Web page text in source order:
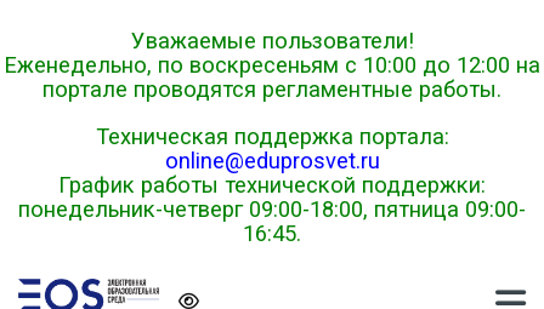
Уважаемые пользователи!
Еженедельно, по воскресеньям с 10:00 до 12:00 на
портале проводятся регламентные работы.
Техническая поддержка портала:
online@eduprosvet.ru
График работы технической поддержки:
понедельник-четверг 09:00-18:00, пятница 09:00-
16:45.